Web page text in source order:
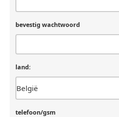
bevestig wachtwoord
land:
telefoon/gsm